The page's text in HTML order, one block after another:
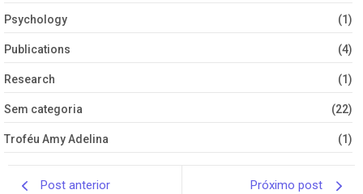
Psychology (1)
Publications (4)
Research (1)
Sem categoria (22)
Troféu Amy Adelina (1)
Post anterior Próximo post